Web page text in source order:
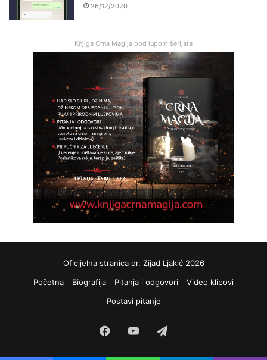
26/12/2020
Knjiga Crna Magija pod lupom šerijata
Oficijelna stranica dr. Zijad Ljakić 2026
Početna
Biografija Pitanja i odgovori
Video klipovi
Postavi pitanje
FacebookYouTube